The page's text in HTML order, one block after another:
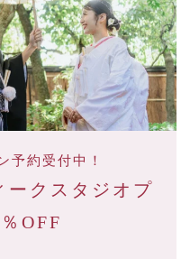
予約受付中！
ークスタジオプ
OFF